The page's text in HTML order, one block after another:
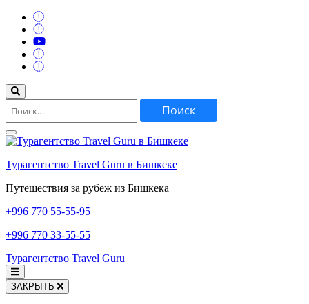
Перейти
содержимому
(нажмите
Enter)
Найти:
Турагентство Travel Guru в Бишкеке
Путешествия за рубеж из Бишкека
+996 770 55-55-95
+996 770 33-55-55
Турагентство Travel Guru
ЗАКРЫТЬ